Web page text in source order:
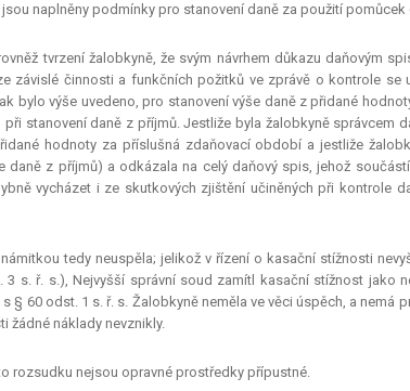
naplněny podmínky pro stanovení daně za použití
tvrzení žalobkyně, že svým návrhem důkazu daňovým
závislé činnosti a funkčních požitků ve zprávě o kontrole
bylo výše uvedeno, pro stanovení výše daně z přidané
stanovení daně z příjmů. Jestliže byla žalobkyně správcem
hodnoty za příslušná zdaňovací období a jestliže
daně z příjmů) a odkázala na celý daňový spis, jehož
vycházet i ze skutkových zjištění učiněných při kontrole
tedy neuspěla; jelikož v řízení o kasační stížnosti
s. ř. s.), Nejvyšší správní soud zamítl kasační stížnost jako
§ 60 odst. 1 s. ř. s. Žalobkyně neměla ve věci úspěch, a nemá
žádné náklady nevznikly.
rozsudku nejsou opravné prostředky přípustné.